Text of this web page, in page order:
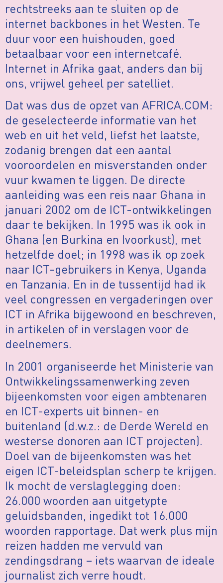
rechtstreeks aan te sluiten op de
internet backbones in het Westen. Te
duur voor een huishouden, goed
betaalbaar voor een internetcafé.
Internet in Afrika gaat, anders dan bij
ons, vrijwel geheel per satelliet.
Dat was dus de opzet van AFRICA.COM:
de geselecteerde informatie van het
web en uit het veld, liefst het laatste,
zodanig brengen dat een aantal
vooroordelen en misverstanden onder
vuur kwamen te liggen. De directe
aanleiding was een reis naar Ghana in
januari 2002 om de ICT-ontwikkelingen
daar te bekijken. In 1995 was ik ook in
Ghana (en Burkina en Ivoorkust), met
hetzelfde doel; in 1998 was ik op zoek
naar ICT-gebruikers in Kenya, Uganda
en Tanzania. En in de tussentijd had ik
veel congressen en vergaderingen over
ICT in Afrika bijgewoond en beschreven,
in artikelen of in verslagen voor de
deelnemers.
In 2001 organiseerde het Ministerie van
Ontwikkelingssamenwerking zeven
bijeenkomsten voor eigen ambtenaren
en ICT-experts uit binnen- en
buitenland (d.w.z.: de Derde Wereld en
westerse donoren aan ICT projecten).
Doel van de bijeenkomsten was het
eigen ICT-beleidsplan scherp te krijgen.
Ik mocht de verslaglegging doen:
26.000 woorden aan uitgetypte
geluidsbanden, ingedikt tot 16.000
woorden rapportage. Dat werk plus mijn
reizen hadden me vervuld van
zendingsdrang – iets waarvan de ideale
journalist zich verre houdt.